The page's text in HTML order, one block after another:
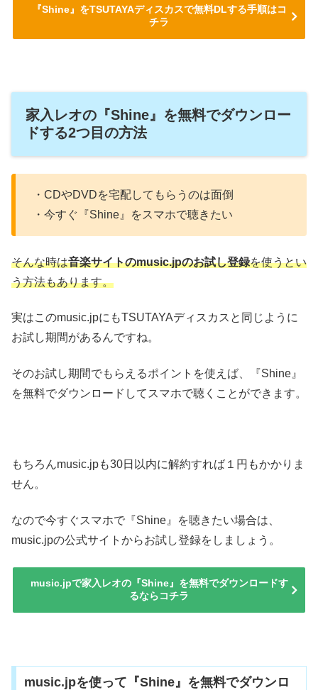
『Shine』をTSUTAYAディスカスで無料DLする手順はコ
チラ
家入レオの『Shine』を無料でダウンロー
ドする2つ目の方法
・CDやDVDを宅配してもらうのは面倒
・今すぐ『Shine』をスマホで聴きたい
そんな時は音楽サイトのmusic.jpのお試し登録を使うとい
う方法もあります。
実はこのmusic.jpにもTSUTAYAディスカスと同じように
お試し期間があるんですね。
そのお試し期間でもらえるポイントを使えば、『Shine』
を無料でダウンロードしてスマホで聴くことができます。
もちろんmusic.jpも30日以内に解約すれば１円もかかりま
せん。
なので今すぐスマホで『Shine』を聴きたい場合は、
music.jpの公式サイトからお試し登録をしましょう。
music.jpで家入レオの『Shine』を無料でダウンロードす
るならコチラ
music.jpを使って『Shine』を無料でダウンロ